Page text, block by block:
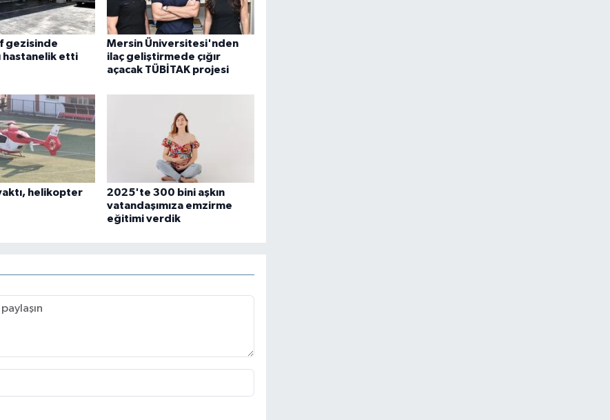
gezisinde
hastanelik etti
Mersin Üniversitesi'nden
ilaç geliştirmede çığır
açacak TÜBİTAK projesi
yaktı, helikopter
2025'te 300 bini aşkın
vatandaşımıza emzirme
eğitimi verdik